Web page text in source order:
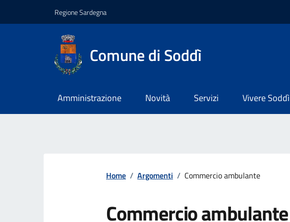
Regione Sardegna
Comune di Soddì
Amministrazione Novità Servizi Vivere Soddì
Home / Argomenti / Commercio ambulante
Commercio ambulante